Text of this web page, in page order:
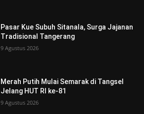
Pasar Kue Subuh Sitanala, Surga Jajanan
Tradisional Tangerang
9 Agustus 2026
Merah Putih Mulai Semarak di Tangsel
Jelang HUT RI ke-81
9 Agustus 2026